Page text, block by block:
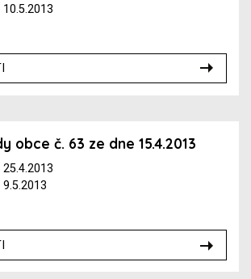
obce č. 63 ze dne 15.4.2013